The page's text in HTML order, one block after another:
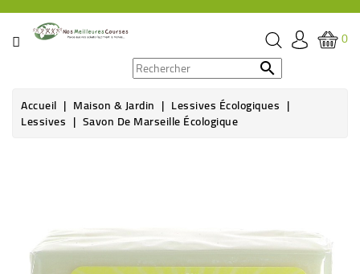
CATÉGORIE
ÉPICERIE
HYGIÈNE
SOINS
0

Accueil Maison & Jardin Lessives Écologiques
Lessives Savon De Marseille Écologique